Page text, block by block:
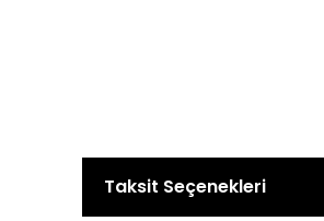
Taksit Seçenekleri